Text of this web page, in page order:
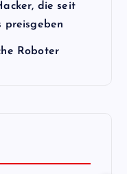
die seit
preisgeben
Roboter